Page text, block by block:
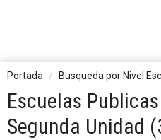
Portada Busqueda por Nivel
Escuelas
Segunda Unidad